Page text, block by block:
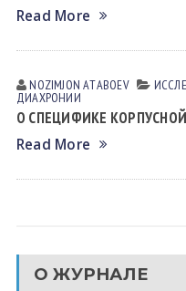
Read More
NOZIMJON АTАBOEV
ДИАХРОНИИ
О СПЕЦИФИКЕ
Read More
О ЖУРНАЛЕ